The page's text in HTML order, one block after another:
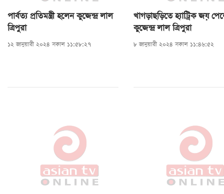
পার্বত্য প্রতিমন্ত্রী হলেন কুজেন্দ্র লাল
ত্রিপুরা
১২ জানুয়ারী ২০২৪ সকাল ১১:৫৮:২৭
খাগড়াছড়িতে হ্যাট্রিক জয়
কুজেন্দ্র লাল ত্রিপুরা
৮ জানুয়ারী ২০২৪ সকাল ১১:৪৬:৫২